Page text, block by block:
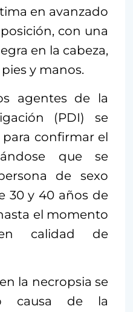
en avanzado
con una
en la cabeza,
y manos.
agentes de la
(PDI) se
confirmar el
que se
de sexo
30 y 40 años de
el momento
calidad de
la necropsia se
causa de la